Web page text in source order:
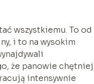
wszystkiemu. To od
i to na wysokim
że panowie chętniej
intensywnie